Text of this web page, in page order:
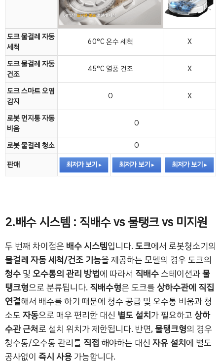
도크 물걸레 자동
세척
60°C 온수 세척 X
도크 물걸레 자동
건조
45°C 열풍 건조 X
도크 스마트 오염
감지
O X
로봇 먼지통 자동
비움
O
로봇 물걸레 청소
O
판매
최저가 보기 최저가 보기 최저가 보기
2.배수 시스템 : 직배수 vs 물탱크 vs 미지원
두 번째 차이점은 배수 시스템입니다.도크에서 로봇청소기의
물걸레 자동 세척/건조 기능을 제공하는 모델의 경우 도크의
청수및오수통의 관리 방법에 따라서 직배수스테이션과물
탱크형으로 분류됩니다. 직배수형은 도크를상하수관에 직집
연결해서 배수를 하기 때문에 청수 공급 및 오수통 비움과 청
소도자동으로 매우 편리한 대신 별도 설치가 필요하고상하
수관 근처로 설치 위치가 제한됩니다. 반면,물탱크형의 경우
청수통/오수통 관리를 직접 해야하는 대신 자유 설치에 별도
공사없이 즉시 사용가능합니다.